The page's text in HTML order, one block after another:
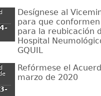
Desígnese al
para que
para la reubicación
Hospital
GQUIL
Refórmese el
marzo de 2020